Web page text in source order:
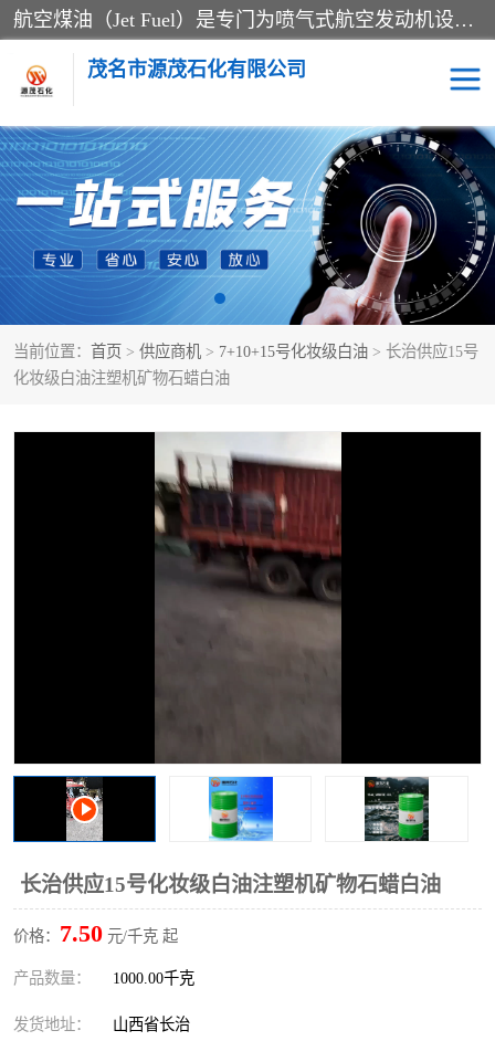
航空煤油（Jet Fuel）是专门为喷气式航空发动机设计的高纯度燃料，主要分为Jet A、Jet A-1和Jet B等类型。其特点是闪点高、低温流动性好，并添加了抗静电剂和抗氧化剂以确保飞行安全。航空煤油需
茂名市源茂石化有限公司
当前位置： 首页 > 供应商机 > 7+10+15号化妆级白油 > 长治供应15号
化妆级白油注塑机矿物石蜡白油
长治供应15号化妆级白油注塑机矿物石蜡白油
价格： 7.50 元/千克 起
产品数量： 1000.00千克
发货地址： 山西省长治
RP3航空煤油 D20+D30溶剂油
D40+D60溶剂油 D80+D100溶剂油
6号+120号溶剂油 260号溶剂油
异构烷烃 天然乳胶
26+32号化妆级白油 46+68号化妆级白油